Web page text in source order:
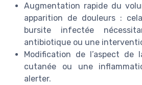
Augmentation rapide du
apparition de douleurs :
bursite infectée
antibiotique ou une
Modification de l’aspect de
cutanée ou une
alerter.